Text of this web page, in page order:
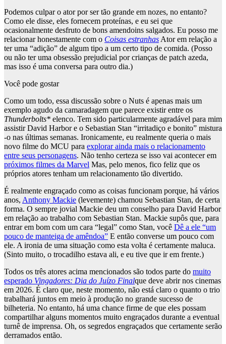
Podemos culpar o ator por ser tão grande em nozes, no entanto?
Como ele disse, eles fornecem proteínas, e eu sei que
ocasionalmente desfruto de bons amendoins salgados. Eu posso me
relacionar honestamente com o Coisas estranhasAtor em relação a
ter uma “adição” de algum tipo a um certo tipo de comida. (Posso
ou não ter uma obsessão prejudicial por crianças de patch azeda,
mas isso é uma conversa para outro dia.)
Você pode gostar
Como um todo, essa discussão sobre o Nuts é apenas mais um
exemplo agudo da camaradagem que parece existir entre os
Thunderbolts* elenco. Tem sido particularmente agradável para mim
assistir David Harbor e o Sebastian Stan “irritadiço e bonito” mistura
-o nas últimas semanas. Ironicamente, eu realmente queria o mais
novo filme do MCU para explorar ainda mais o relacionamento
entre seus personagens. Não tenho certeza se isso vai acontecer em
próximos filmes da Marvel Mas, pelo menos, fico feliz que os
próprios atores tenham um relacionamento tão divertido.
É realmente engraçado como as coisas funcionam porque, há vários
anos, Anthony Mackie (levemente) chamou Sebastian Stan, de certa
forma. O sempre jovial Mackie deu um conselho para David Harbor
em relação ao trabalho com Sebastian Stan. Mackie supôs que, para
entrar em bom com um cara “legal” como Stan, você Dê a ele “um
pouco de manteiga de amêndoa” E então converse um pouco com
ele. A ironia de uma situação como esta volta é certamente maluca.
(Sinto muito, o trocadilho estava ali, e eu tive que ir em frente.)
Todos os três atores acima mencionados são todos parte do muito
esperado Vingadores: Dia do Juízo Finalque deve abrir nos cinemas
em 2026. É claro que, neste momento, não está claro o quanto o trio
trabalhará juntos em meio à produção no grande sucesso de
bilheteria. No entanto, há uma chance firme de que eles possam
compartilhar alguns momentos muito engraçados durante a eventual
turnê de imprensa. Oh, os segredos engraçados que certamente serão
derramados então.